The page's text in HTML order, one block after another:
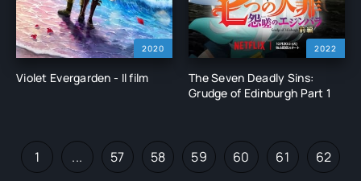
2020
Violet Evergarden - Il film
2022
The Seven Deadly Sins:
Grudge of Edinburgh Part 1
1 ... 57 58 59 60 61 62